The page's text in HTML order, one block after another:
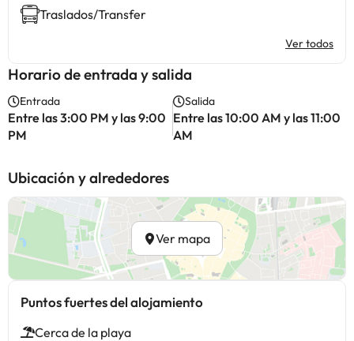
Traslados/Transfer
Ver todos
Horario de entrada y salida
Entrada
Entre las 3:00 PM y las 9:00
PM
Salida
Entre las 10:00 AM y las 11:00
AM
Ubicación y alrededores
Ver mapa
Puntos fuertes del alojamiento
Cerca de la playa